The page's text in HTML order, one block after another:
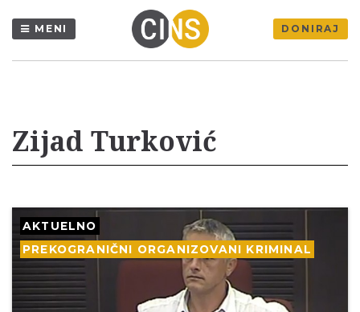
MENI DONIRAJ
Zijad Turković
AKTUELNO
PREKOGRANIČNI ORGANIZOVANI KRIMINAL